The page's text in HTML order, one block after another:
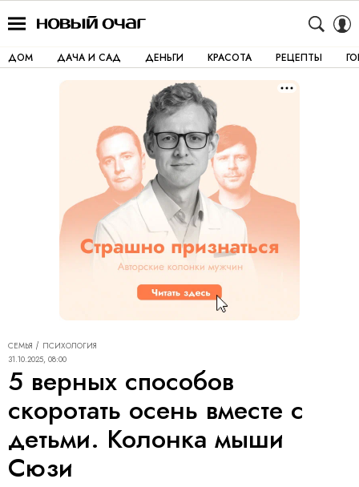
ДОМ ДАЧА И САД ДЕНЬГИ КРАСОТА РЕЦЕПТЫ
СЕМЬЯ
ПСИХОЛОГИЯ
31.10.2025, 08:00
5 верных способов
скоротать осень вместе с
детьми. Колонка мыши
Сюзи